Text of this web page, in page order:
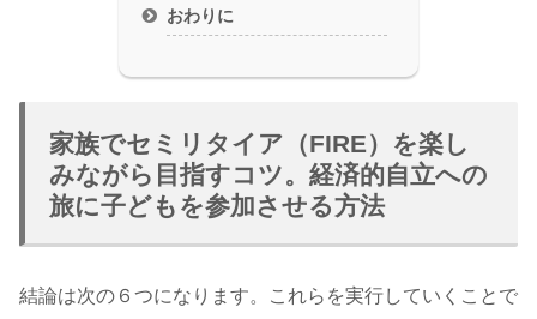
おわりに
家族でセミリタイア（FIRE）を楽し
みながら目指すコツ。経済的自立への
旅に子どもを参加させる方法
結論は次の６つになります。これらを実行していくことで